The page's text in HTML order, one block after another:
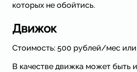
которых не обойтись.
Движок
Стоимость: 500 рублей/мес или
В качестве движка может быть